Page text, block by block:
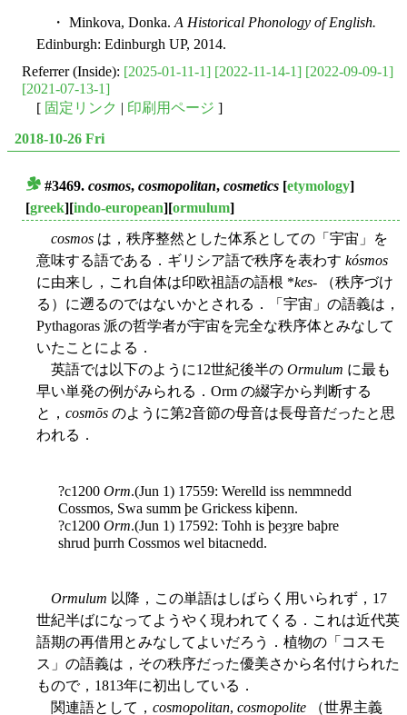
・ Minkova, Donka. A Historical Phonology of English.
Edinburgh: Edinburgh UP, 2014.
Referrer (Inside): [2025-01-11-1] [2022-11-14-1] [2022-09-09-1]
[2021-07-13-1]
[ 固定リンク | 印刷用ページ ]
2018-10-26 Fri
#3469. cosmos, cosmopolitan, cosmetics [etymology]
[greek][indo-european][ormulum]
cosmos は，秩序整然とした体系としての「宇宙」を
意味する語である．ギリシア語で秩序を表わす kósmos
に由来し，これ自体は印欧祖語の語根 *kes- （秩序づけ
る）に遡るのではないかとされる．「宇宙」の語義は，
Pythagoras 派の哲学者が宇宙を完全な秩序体とみなして
いたことによる．
英語では以下のように12世紀後半の Ormulum に最も
早い単発の例がみられる．Orm の綴字から判断する
と， cosmōs のように第2音節の母音は長母音だったと思
われる．
?c1200 Orm.(Jun 1) 17559: Werelld iss nemmnedd
Cossmos, Swa summ þe Grickess kiþenn.
?c1200 Orm.(Jun 1) 17592: Tohh is þeȝȝre baþre
shrud þurrh Cossmos wel bitacnedd.
Ormulum 以降，この単語はしばらく用いられず，17
世紀半ばになってようやく現われてくる．これは近代英
語期の再借用とみなしてよいだろう．植物の「コスモ
ス」の語義は，その秩序だった優美さから名付けられた
もので，1813年に初出している．
関連語として， cosmopolitan, cosmopolite （世界主義